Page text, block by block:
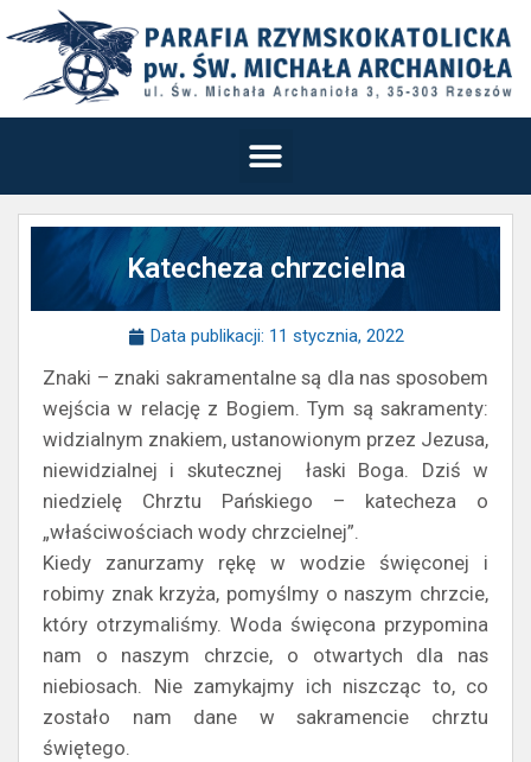
Katecheza chrzcielna
Data publikacji: 11 stycznia, 2022
Znaki – znaki sakramentalne są dla nas sposobem
wejścia w relację z Bogiem. Tym są sakramenty:
widzialnym znakiem, ustanowionym przez Jezusa,
niewidzialnej i skutecznej łaski Boga. Dziś w
niedzielę Chrztu Pańskiego – katecheza o
„właściwościach wody chrzcielnej”.
Kiedy zanurzamy rękę w wodzie święconej i
robimy znak krzyża, pomyślmy o naszym chrzcie,
który otrzymaliśmy. Woda święcona przypomina
nam o naszym chrzcie, o otwartych dla nas
niebiosach. Nie zamykajmy ich niszcząc to, co
zostało nam dane w sakramencie chrztu
świętego.